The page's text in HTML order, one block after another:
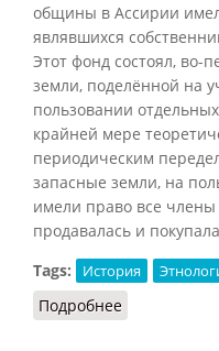
общины в Ассирии
являвшихся
Этот фонд состоял, во-
земли, поделённой на
пользовании
крайней мере
периодическим
запасные земли, на
имели право все
продавалась и
Tags:
История
Подробнее